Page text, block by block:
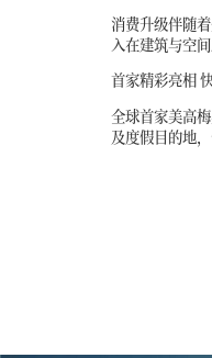
消费升级伴随
入在建筑与空
首家精彩亮相
全球首家美高
及度假目的地